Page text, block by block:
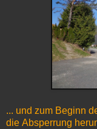
... und zum Beginn
die Absperrung